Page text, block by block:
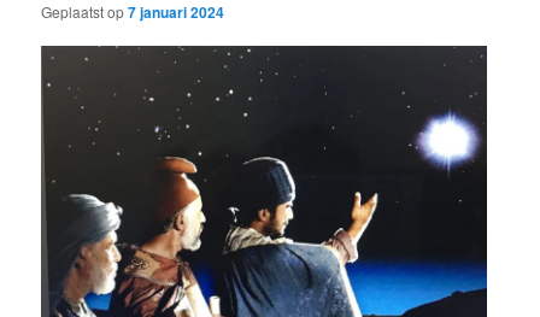
Geplaatst op7 januari 2024